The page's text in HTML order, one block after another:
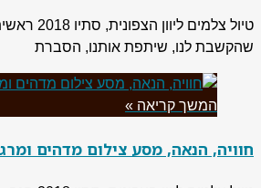
טיול
שהקשבת לנו, שיתפת אותנו, הסברת
המשך קריאה »
חוויה, הנאה, מסע צילום מדהים